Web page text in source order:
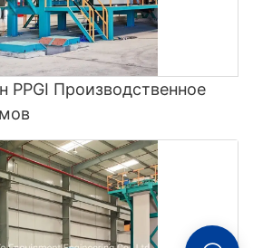
PPGI Производственное